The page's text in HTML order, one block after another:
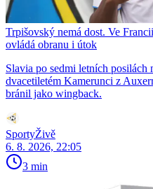
Trpišovský nemá dost. Ve
ovládá obranu i útok
Slavia po sedmi letních
dvacetiletém Kamerunci z
bránil jako wingback.
SportyŽivě
6. 8. 2026, 22:05
3 min